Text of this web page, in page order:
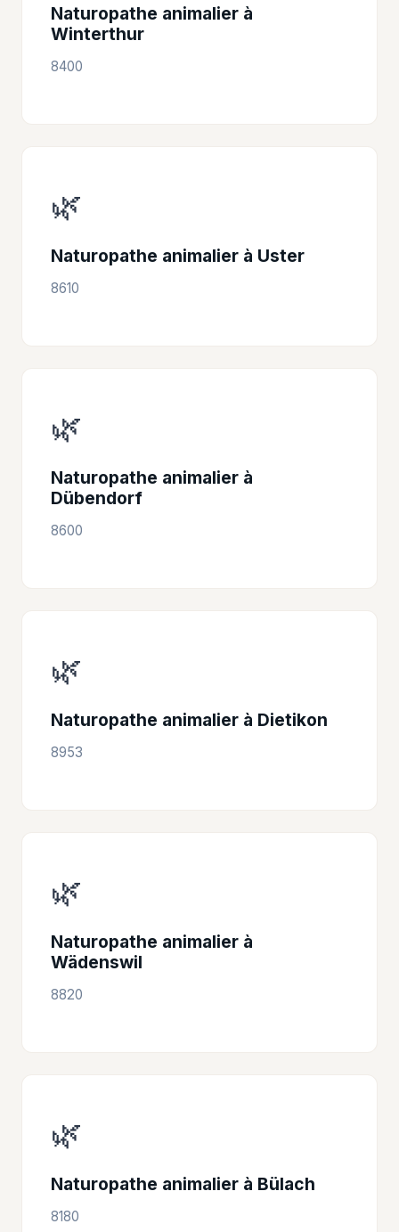
Naturopathe animalier à
Winterthur
8400
🌿
Naturopathe animalier à Uster
8610
🌿
Naturopathe animalier à
Dübendorf
8600
🌿
Naturopathe animalier à Dietikon
8953
🌿
Naturopathe animalier à
Wädenswil
8820
🌿
Naturopathe animalier à Bülach
8180